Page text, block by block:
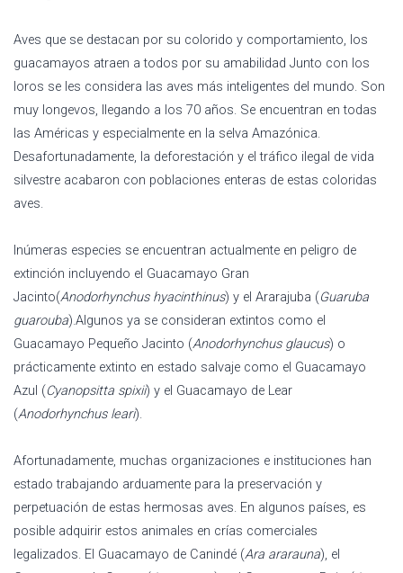
Aves que se destacan por su colorido y comportamiento, los
guacamayos atraen a todos por su amabilidad Junto con los
loros se les considera las aves más inteligentes del mundo. Son
muy longevos, llegando a los 70 años. Se encuentran en todas
las Américas y especialmente en la selva Amazónica.
Desafortunadamente, la deforestación y el tráfico ilegal de vida
silvestre acabaron con poblaciones enteras de estas coloridas
aves.
Inúmeras especies se encuentran actualmente en peligro de
extinción incluyendo el Guacamayo Gran
Jacinto(Anodorhynchus hyacinthinus) y el Ararajuba (Guaruba
guarouba).Algunos ya se consideran extintos como el
Guacamayo Pequeño Jacinto (Anodorhynchus glaucus) o
prácticamente extinto en estado salvaje como el Guacamayo
Azul (Cyanopsitta spixii) y el Guacamayo de Lear
(Anodorhynchus leari).
Afortunadamente, muchas organizaciones e instituciones han
estado trabajando arduamente para la preservación y
perpetuación de estas hermosas aves. En algunos países, es
posible adquirir estos animales en crías comerciales
legalizados. El Guacamayo de Canindé (Ara ararauna), el